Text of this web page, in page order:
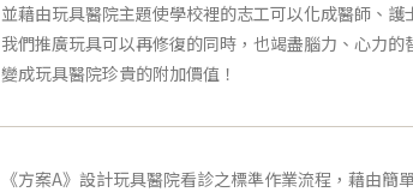
並藉由玩具醫院主題使學校裡的志工可以化成醫師、
我們推廣玩具可以再修復的同時，也竭盡腦力、心力
變成玩具醫院珍貴的附加價值！
《方案A》設計玩具醫院看診之標準作業流程，藉由